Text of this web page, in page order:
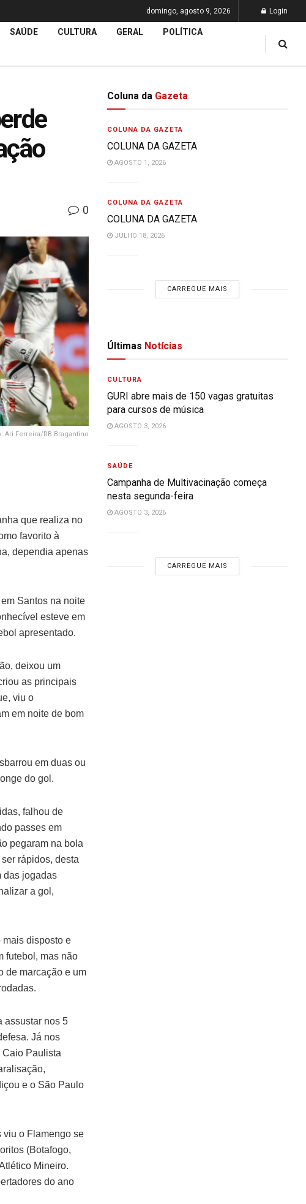
domingo, agosto 9, 2026 Login
SAÚDE CULTURA GERAL POLÍTICA
0
Ari Ferreira/RB Bragantino
que realiza no
favorito à
dependia apenas
Santos na noite
esteve em
apresentado.
deixou um
as principais
viu o
em noite de bom
em duas ou
do gol.
falhou de
passes em
pegaram na bola
rápidos, desta
das jogadas
a gol,
mais disposto e
futebol, mas não
de marcação e um
assustar nos 5
Já nos
Caio Paulista
e o São Paulo
viu o Flamengo se
(Botafogo,
Mineiro.
do ano
Coluna da Gazeta
COLUNA DA GAZETA
COLUNA DA GAZETA
AGOSTO 1, 2026
COLUNA DA GAZETA
COLUNA DA GAZETA
JULHO 18, 2026
CARREGUE MAIS
Últimas Notícias
CULTURA
GURI abre mais de 150 vagas gratuitas
para cursos de música
AGOSTO 3, 2026
SAÚDE
Campanha de Multivacinação começa
nesta segunda-feira
AGOSTO 3, 2026
CARREGUE MAIS